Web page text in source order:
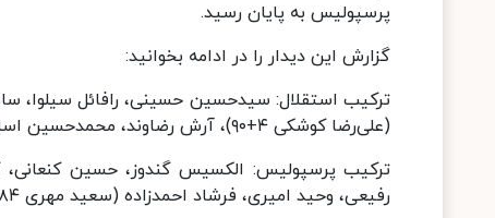
پرسپولیس به پایان رسید.
گزارش این دیدار را در ادامه بخوانید:
ترکیب استقلال: سیدحسین حسینی، رافائل سیلوا،
(علی‌رضا کوشکی ۴+۹۰)، آرش رضاوند، محمدحسین اسلامی، جلال‌الدین ماشاریپوف، گوستاوو بلانکو (آرمان رمضانی۴۵).
ترکیب پرسپولیس: الکسیس گندوز، حسین کنعانی،
رفیعی، وحید امیری، فرشاد احمدزاده (سعید مهری ۸۴)، امید عالیشاه (لوکاس ژائو ۷۶) و علی علیپور (ایوب العملود ۸۴).